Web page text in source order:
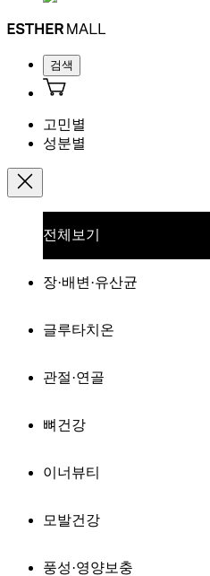
검색
고민별
성분별
전체보기
장·배변·유산균
글루타치온
관절·연골
뼈건강
이너뷰티
모발건강
풍성·영양보충